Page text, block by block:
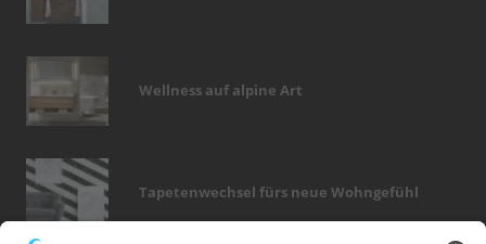
Wellness auf alpine Art
Tapetenwechsel fürs neue Wohngefühl